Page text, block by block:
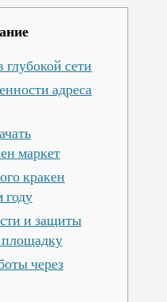
глубокой сети
адреса
маркет
кракен
году
и защиты
через